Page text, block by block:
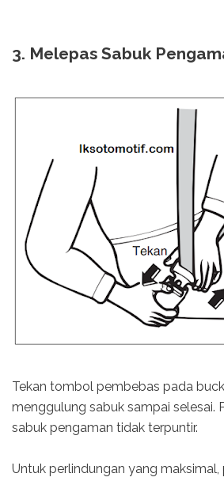
3. Melepas Sabuk
Tekan tombol pembebas pada
menggulung sabuk sampai selesai.
sabuk pengaman tidak terpuntir.
Untuk perlindungan yang maksimal,